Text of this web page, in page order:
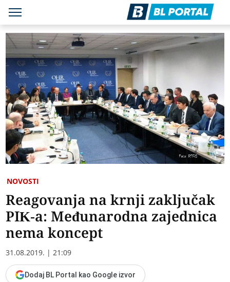
NOVOSTI
Reagovanja na krnji zaključak
PIK-a: Međunarodna zajednica
nema koncept
31.08.2019. | 21:09
Dodaj BL Portal kao Google izvor